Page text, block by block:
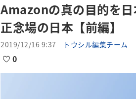
Amazonの真の目的を
正念場の日本【前編】
2019/12/16 9:37 トウシル編集チーム
0